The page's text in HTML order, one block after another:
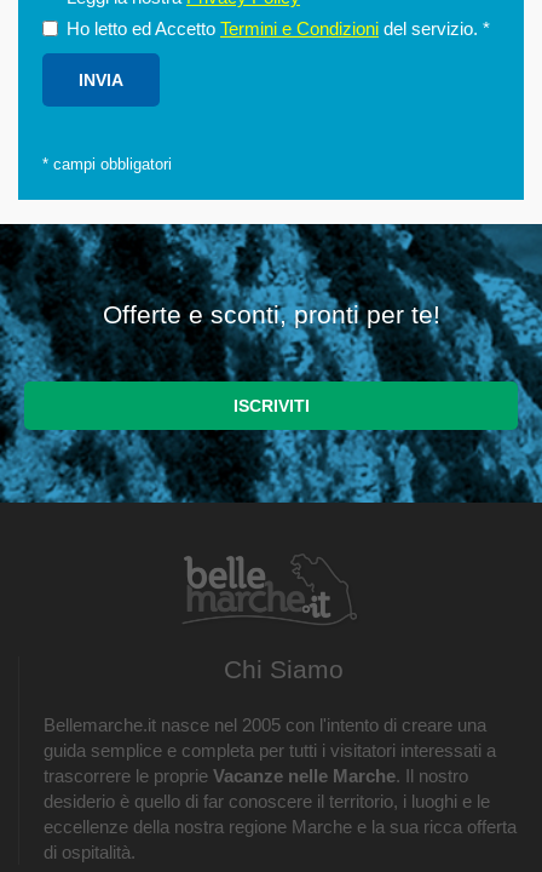
Ho letto ed Accetto Termini e Condizioni del servizio. *
* campi obbligatori
Offerte e sconti, pronti per te!
Chi Siamo
Bellemarche.it nasce nel 2005 con l'intento di creare una
guida semplice e completa per tutti i visitatori interessati a
trascorrere le proprie Vacanze nelle Marche. Il nostro
desiderio è quello di far conoscere il territorio, i luoghi e le
eccellenze della nostra regione Marche e la sua ricca offerta
di ospitalità.